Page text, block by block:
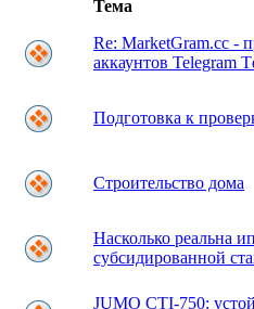
Тема
Re: MarketGram.cc -
аккаунтов Telegram
Подготовка к
Строительство дома
Насколько реальна
субсидированной
JUMO CTI-750: